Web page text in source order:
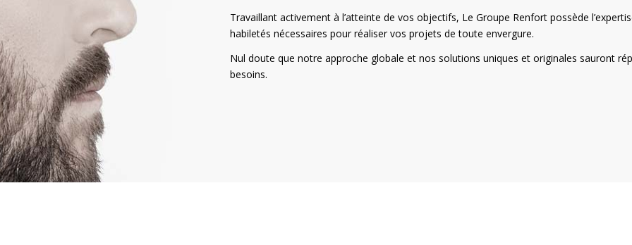
Travaillant activement à l’atteinte de vos objectifs, Le Groupe Renfort possède
habiletés nécessaires pour réaliser vos projets de toute envergure.
Nul doute que notre approche globale et nos solutions uniques et originales sauront
besoins.